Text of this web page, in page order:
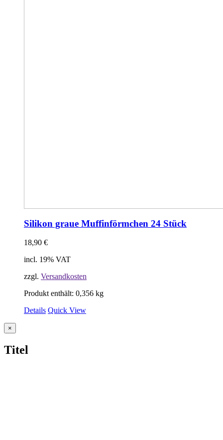
Silikon graue Muffinförmchen 24 Stück
18,90 €
incl. 19% VAT
zzgl. Versandkosten
Produkt enthält: 0,356 kg
Details Quick View
Close
product
view
×
Titel